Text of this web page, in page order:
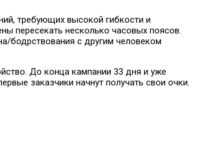
требующих высокой гибкости и
пересекать несколько часовых поясов.
бодрствования с другим человеком
До конца кампании 33 дня и уже
заказчики начнут получать свои очки.